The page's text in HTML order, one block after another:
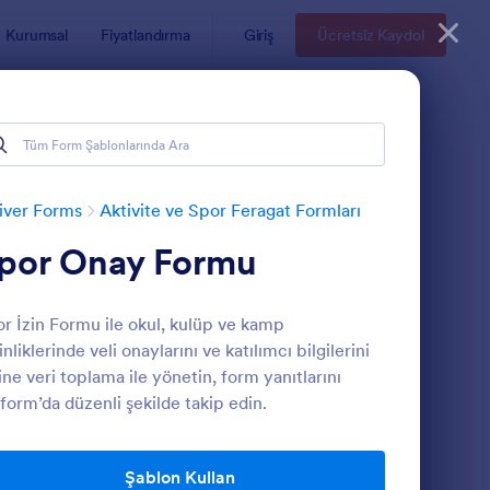
Kurumsal Fiyatlandırma Giriş Ücretsiz Kaydol
Forms Aktivite ve Spor Feragat Formları
Onay Formu
İzin Formu ile okul, kulüp ve kamp
veli onaylarını ve katılımcı bilgilerini
veri toplama ile yönetin, form yanıtlarını
düzenli şekilde takip edin.
Şablon Kullan
Muvafakat Formu Önizleme